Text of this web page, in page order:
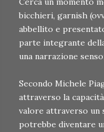
bicchieri, garnish
abbellito e
parte integrante
una narrazione
Secondo Michele
attraverso la
valore attraverso un
potrebbe diventare